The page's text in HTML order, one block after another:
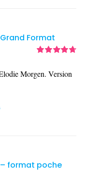
Format
Morgen. Version
– format poche